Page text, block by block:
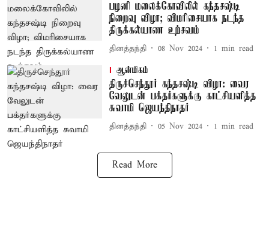
பழனி மலைக்கோவிலில் கந்தசஷ்டி
நிறைவு விழா; விமரிசையாக நடந்த
திருக்கல்யாண உற்சவம்
தினத்தந்தி 08 Nov 2024 1 min read
ஆன்மிகம்
திருச்செந்தூர் கந்தசஷ்டி விழா: வைர
வேலுடன் பக்தர்களுக்கு காட்சியளித்த
சுவாமி ஜெயந்திநாதர்
தினத்தந்தி 05 Nov 2024 1 min read
Read More